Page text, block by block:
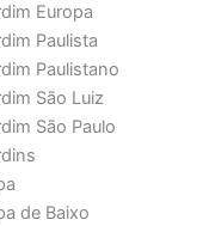
Europa
Paulista
Paulistano
São Luiz
São Paulo
de Baixo